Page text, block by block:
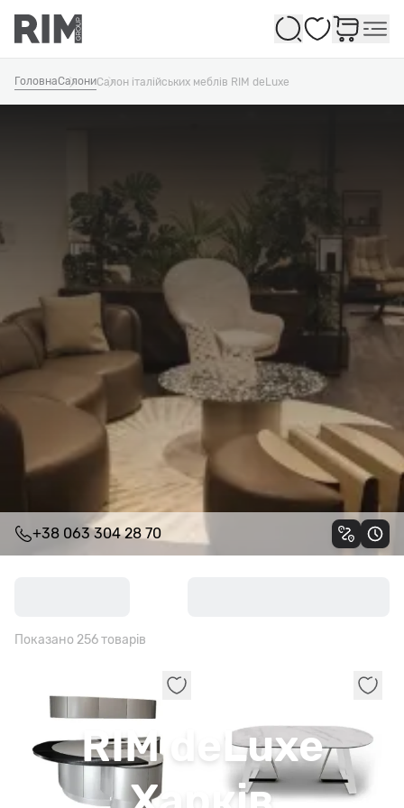
Обране
Харків
RIM deLuxe
+38 063 304 28 70
ГоловнаСалониСалон італійських меблів RIM deLuxe
Показано 256 товарів